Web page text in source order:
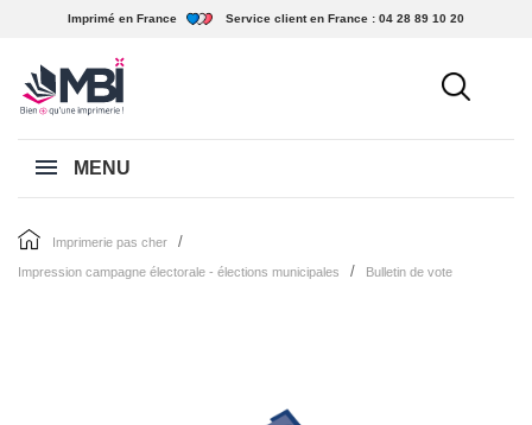
Imprimé en France Service client en France : 04 28 89 10 20
MENU
imprimerie pas cher
impression campagne électorale - élections municipales bulletin de vote